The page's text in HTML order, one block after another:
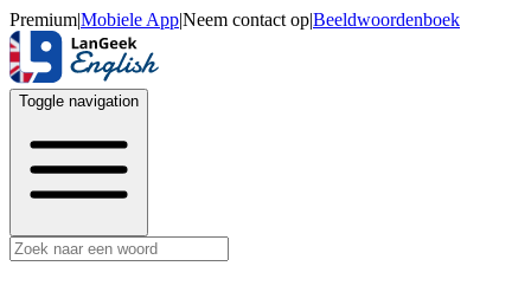
Premium|Mobiele App|Neem contact op|Beeldwoordenboek
Toggle navigation